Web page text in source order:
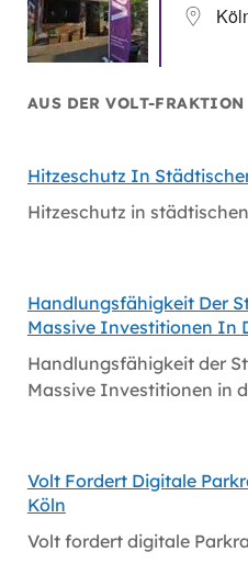
AUS DER VOLT-FRAKTION
Hitzeschutz In
Hitzeschutz in
Handlungsfähigkeit Der
Massive Investitionen In
Handlungsfähigkeit der
Massive Investitionen in
Volt Fordert Digitale
Köln
Volt fordert digitale